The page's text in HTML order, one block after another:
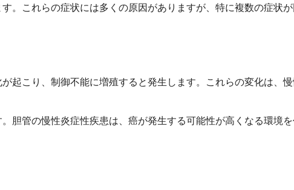
。これらの症状には多くの原因がありますが、特に複数の症状
起こり、制御不能に増殖すると発生します。これらの変化は、
管の慢性炎症性疾患は、癌が発生する可能性が高くなる環境を